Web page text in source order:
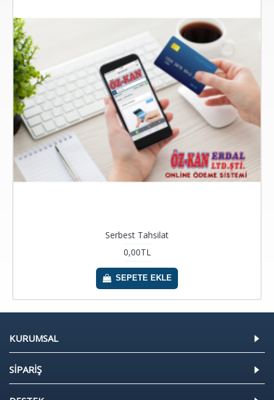
Serbest Tahsilat
0,00TL
SEPETE EKLE
KURUMSAL
SİPARİŞ